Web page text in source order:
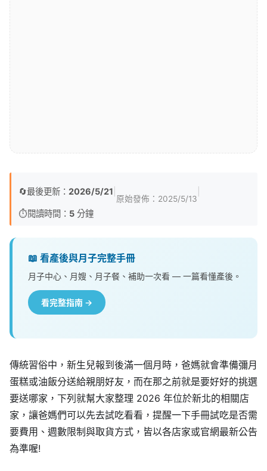
🔄最後更新： 2026/5/21
原始發佈： 2025/5/13
⏱️閱讀時間： 5 分鐘
📖 看產後與月子完整手冊
月子中心、月嫂、月子餐、補助一次看 — 一篇看懂產後。
看完整指南 →
傳統習俗中，新生兒報到後滿一個月時，爸媽就會準備彌月
蛋糕或油飯分送給親朋好友，而在那之前就是要好好的挑選
要送哪家，下列就幫大家整理 2026 年位於新北的相關店
家，讓爸媽們可以先去試吃看看，提醒一下手冊試吃是否需
要費用、週數限制與取貨方式，皆以各店家或官網最新公告
為準喔!